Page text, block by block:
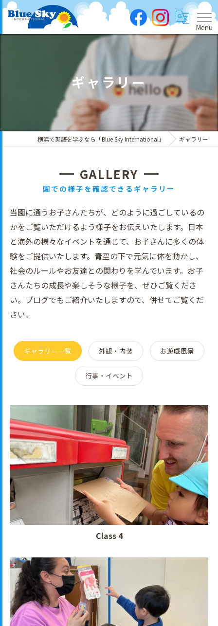
Menu
ギャラリー
横浜で英語を学ぶなら「Blue Sky International」 ギャラリー
GALLERY
園での様子を確認できるギャラリー
当園に通うお子さんたちが、どのように過ごしているの
かをご覧いただけるよう様子をお伝えいたします。日本
と海外の様々なイベントを通じて、お子さんに多くの体
験をご提供いたします。青空の下で元気に体を動かし、
社会のルールやお友達との関わりを学んでいます。お子
さんたちの成長や楽しそうな様子を、ぜひご覧くださ
い。ブログでもご紹介いたしますので、併せてご覧くだ
さい。
ギャラリー一覧 外観・内装 お遊戯風景
行事・イベント
Class 4